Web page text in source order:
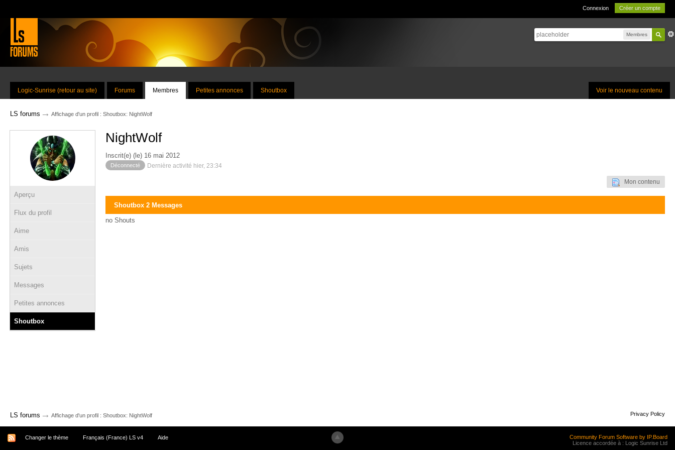
Connexion Créer un compte
Membres
Voir le nouveau contenu
Logic-Sunrise (retour au site) Forums Membres Petites annonces Shoutbox
LS forums → Affichage d'un profil : Shoutbox: NightWolf
Aperçu
Flux du profil
Aime
Amis
Sujets
Messages
Petites annonces
Shoutbox
NightWolf
Inscrit(e) (le) 16 mai 2012
Déconnecté Dernière activité hier, 23:34
Mon contenu
Shoutbox 2 Messages
no Shouts
LS forums → Affichage d'un profil : Shoutbox: NightWolf Privacy Policy
Changer le thème Français (France) LS v4 Aide
Community Forum Software by IP.Board
Licence accordée à : Logic Sunrise Ltd